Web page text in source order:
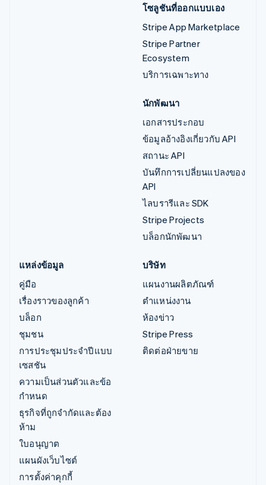
โซลูชันที่ออกแบบเอง
Stripe App Marketplace
Stripe Partner
Ecosystem
บริการเฉพาะทาง
นักพัฒนา
เอกสารประกอบ
ข้อมูลอ้างอิงเกี่ยวกับ API
สถานะ API
บันทึกการเปลี่ยนแปลงของ
API
ไลบรารีและ SDK
Stripe Projects
บล็อกนักพัฒนา
แหล่งข้อมูล
คู่มือ
เรื่องราวของลูกค้า
บล็อก
ชุมชน
การประชุมประจำปีแบบ
เซสชัน
ความเป็นส่วนตัวและข้อ
กำหนด
ธุรกิจที่ถูกจำกัดและต้อง
ห้าม
ใบอนุญาต
แผนผังเว็บไซต์
การตั้งค่าคุกกี้
บริษัท
แผนงานผลิตภัณฑ์
ตำแหน่งงาน
ห้องข่าว
Stripe Press
ติดต่อฝ่ายขาย